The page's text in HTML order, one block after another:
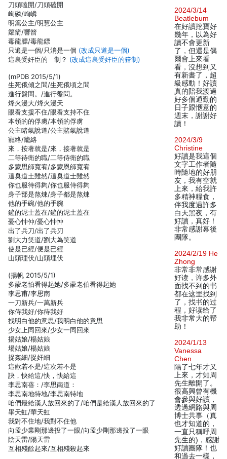
刀頭嗑開/刀頭磕開
峋磷/峋嶙
明篙公主/明慧公主
籮箭/響箭
毒龍膘/毒龍鏢
只逍是一個/只消是一個 (改成只道是一個)
這裏受奸臣的 制？ (改成這裏受奸臣的箝制)
(mPDB 2015/5/1)
生死俄傾之間/生死俄頃之間
進行盤間。/進行盤問。
烽火漫大/烽火漫天
眼看支援不住/眼看支持不住
本領的的俘虜/本領的俘虜
公主睹氣說道/公主賭氣說道
寵絡/籠絡
來，按著就是/來，接著就是
二等待衛的職/二等侍衛的職
多蒙思師寬宥/多蒙恩師寬宥
這臭道土雖然/這臭道士雖然
你也服待得夠/你也服侍得夠
身子部是熬煉/身子都是熬煉
他的手碗/他的手腕
鏟的泥士蓋在/鏟的泥土蓋在
憂心忡仲/憂心忡忡
出了兵刀/出了兵刃
劉大力笑道/劉大為笑道
使是已經/便是已經
山頭理伏/山頭埋伏
(揚帆 2015/5/1)
多蒙老怕看得起她/多蒙老伯看得起她
李思甫/李思南
一刀新兵/一萬新兵
你侍我好/你待我好
找明白他的意思/我明白他的意思
少女上同回來/少女一同回來
揚姑娘/楊姑娘
場姑娘/楊姑娘
捉姦細/捉奸細
這歡若不是/這次若不是
訣，快給這/快，快給這
李思南蓓：/李思南道：
李思南地特地/李思南特地
咱們最給漢人放回來的了/咱們是給漢人放回來的了
畢天虹/華天虹
我對不住地/我對不住他
向孟少業剛那邊投了一眼/向孟少剛那邊投了一眼
陰天雷/陽天雷
互相殘餘起來/互相殘殺起來
2024/3/14
Beatlebum
在好讀挖寶好
幾年，以為好
讀不會更新
了，但還是偶
爾會上來看
看，沒想到又
有新書了，超
級感動！好讀
真的陪我渡過
好多個通勤的
日子跟愜意的
週末，謝謝好
讀！
2024/3/9
Christine
好讀是我這個
文字工作者隨
時隨地的好朋
友，我有空就
上來，給我許
多精神糧食，
伴我度過許多
白天黑夜，有
好讀，真好！
非常感謝幕後
團隊。
2024/2/19 He
Zhong
非常非常感谢
好读，许多外
面找不到的书
都在这里找到
了，找书的过
程，好读给了
我非常大的帮
助！
2024/1/13
Vanessa
Chen
隔了七年才又
上來，才知周
先生離開了。
很高興曾有機
會參與好讀，
透過網路與周
博士共事（真
也才知道的，
一直只稱呼周
先生的)，感謝
好讀團隊！也
和過去一樣，